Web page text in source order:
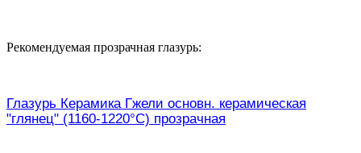
Рекомендуемая прозрачная глазурь:
Глазурь Керамика Гжели основн. керамическая
"глянец" (1160-1220°С) прозрачная